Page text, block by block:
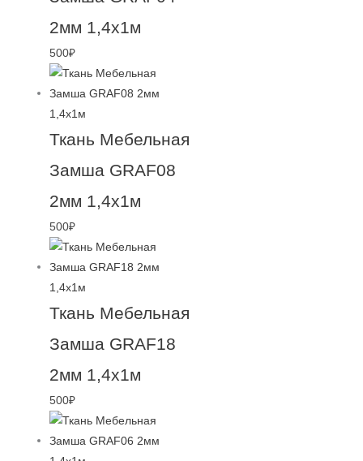
2мм 1,4х1м
500₽
Ткань Мебельная
Замша GRAF08
2мм 1,4х1м
500₽
Ткань Мебельная
Замша GRAF18
2мм 1,4х1м
500₽